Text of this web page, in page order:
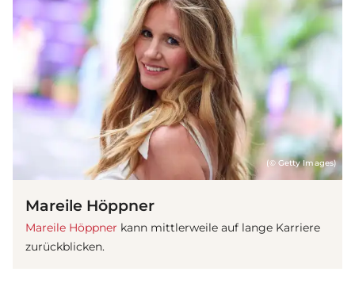
(© Getty Images)
Mareile Höppner
Mareile Höppner kann mittlerweile auf lange Karriere
zurückblicken.